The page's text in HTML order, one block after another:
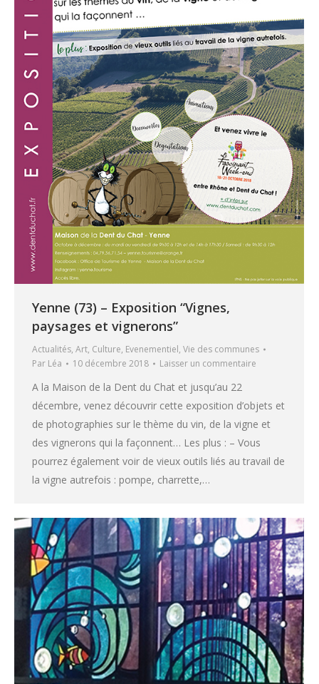
Yenne (73) – Exposition “Vignes,
paysages et vignerons”
Actualités, Art, Culture, Evenementiel, Vie des communes
Par Léa 10 décembre 2018 Laisser un commentaire
A la Maison de la Dent du Chat et jusqu’au 22
décembre, venez découvrir cette exposition d’objets et
de photographies sur le thème du vin, de la vigne et
des vignerons qui la façonnent… Les plus : – Vous
pourrez également voir de vieux outils liés au travail de
la vigne autrefois : pompe, charrette,…